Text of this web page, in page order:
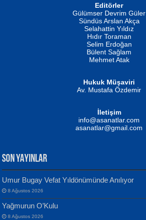
İSMAİL OKUTAN
Erkeklerin Kahrolması Ne Demektir
MUSTAFA KELOĞLU
Yarına İz Bırakmak...
Evvel Zaman Tanrıçası...
Yılmaz Ekinci
Geceye Söylenen...
Editörler
Gülümser Devrim Güler
Sündüs Arslan Akça
Selahattin Yıldız
Hıdır Toraman
Selim Erdoğan
Bülent Sağlam
Mehmet Atak
Hukuk Müşaviri
Av. Mustafa Özdemir
İletişim
info@asanatlar.com
asanatlar@gmail.com
SON YAYINLAR
Umur Bugay Vefat Yıldönümünde Anılıyor
8 Ağustos 2026
Yağmurun O’Kulu
8 Ağustos 2026